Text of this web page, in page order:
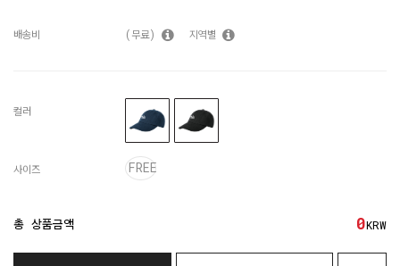
배송비 (무료) 지역별
컬러
사이즈 FREE
총 상품금액 0KRW